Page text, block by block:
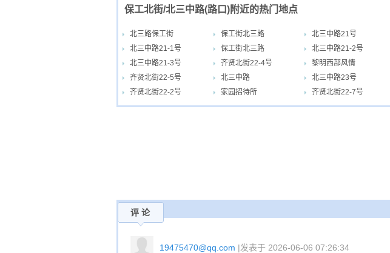
保工北街/北三中路(路口)附近的热门地点
北三路保工街 保工街北三路 北三中路21号
北三中路21-1号
保工街北三路 北三中路21-2号
北三中路21-3号
齐贤北街22-4号 黎明西部风情
齐贤北街22-5号
北三中路 北三中路23号
齐贤北街22-2号
家园招待所 齐贤北街22-7号
评 论
19475470@qq.com |发表于 2026-06-06 07:26:34